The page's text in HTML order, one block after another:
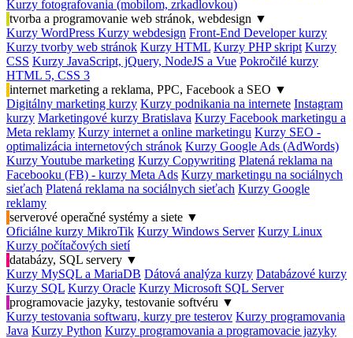
Kurzy fotografovania (mobilom, zrkadlovkou)
tvorba a programovanie web stránok, webdesign ▼
Kurzy WordPress Kurzy webdesign Front-End Developer kurzy
Kurzy tvorby web stránok Kurzy HTML Kurzy PHP skript Kurzy
CSS Kurzy JavaScript, jQuery, NodeJS a Vue Pokročilé kurzy
HTML 5, CSS 3
internet marketing a reklama, PPC, Facebook a SEO ▼
Digitálny marketing kurzy Kurzy podnikania na internete Instagram
kurzy Marketingové kurzy Bratislava Kurzy Facebook marketingu a
Meta reklamy Kurzy internet a online marketingu Kurzy SEO -
optimalizácia internetových stránok Kurzy Google Ads (AdWords)
Kurzy Youtube marketing Kurzy Copywriting Platená reklama na
Facebooku (FB) - kurzy Meta Ads Kurzy marketingu na sociálnych
sieťach Platená reklama na sociálnych sieťach Kurzy Google
reklamy
serverové operačné systémy a siete ▼
Oficiálne kurzy MikroTik Kurzy Windows Server Kurzy Linux
Kurzy počítačových sietí
databázy, SQL servery ▼
Kurzy MySQL a MariaDB Dátová analýza kurzy Databázové kurzy
Kurzy SQL Kurzy Oracle Kurzy Microsoft SQL Server
programovacie jazyky, testovanie softvéru ▼
Kurzy testovania softwaru, kurzy pre testerov Kurzy programovania
Java Kurzy Python Kurzy programovania a programovacie jazyky